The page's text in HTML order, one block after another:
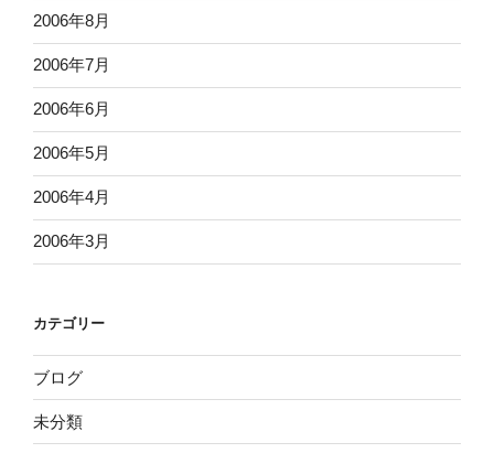
2006年8月
2006年7月
2006年6月
2006年5月
2006年4月
2006年3月
カテゴリー
ブログ
未分類